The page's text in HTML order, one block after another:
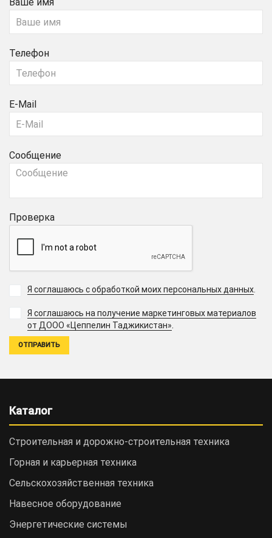
Телефон
E-Mail
Сообщение
Проверка
Я соглашаюсь с обработкой моих персональных данных.
Я соглашаюсь на получение маркетинговых материалов
от ДООО «Цеппелин Таджикистан».
Каталог
Строительная и дорожно-cтроительная техника
Горная и карьерная техника
Сельскохозяйственная техника
Навесное оборудование
Энергетические системы